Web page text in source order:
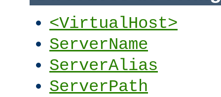
<VirtualHost>
ServerName
ServerAlias
ServerPath